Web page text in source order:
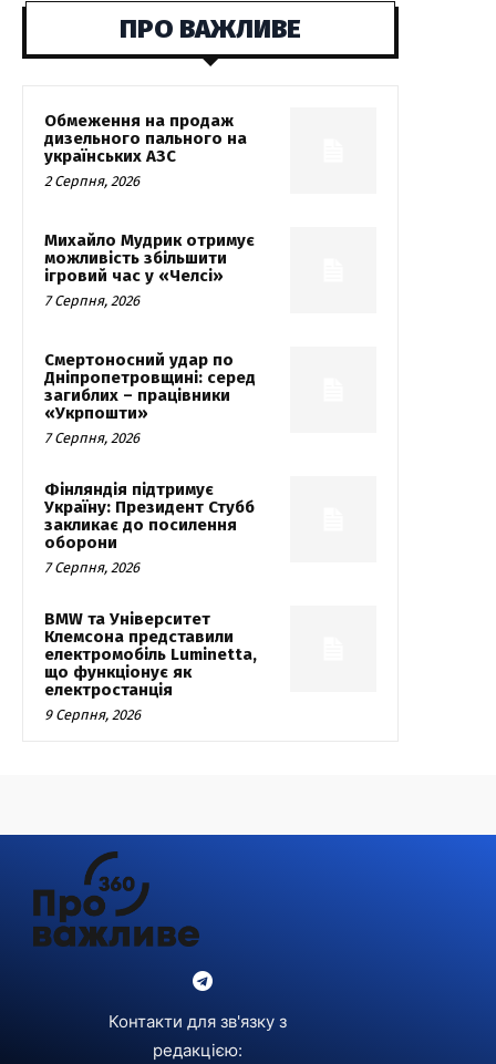
ПРО ВАЖЛИВЕ
Обмеження на продаж
дизельного пального на
українських АЗС
2 Серпня, 2026
Михайло Мудрик отримує
можливість збільшити
ігровий час у «Челсі»
7 Серпня, 2026
Смертоносний удар по
Дніпропетровщині: серед
загиблих – працівники
«Укрпошти»
7 Серпня, 2026
Фінляндія підтримує
Україну: Президент Стубб
закликає до посилення
оборони
7 Серпня, 2026
BMW та Університет
Клемсона представили
електромобіль Luminetta,
що функціонує як
електростанція
9 Серпня, 2026
Контакти для зв'язку з
редакцією: